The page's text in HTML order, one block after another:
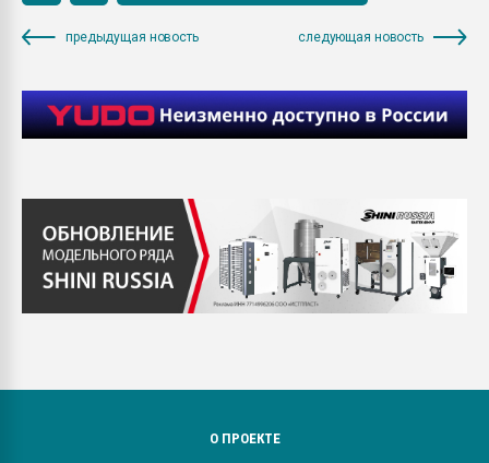
предыдущая новость следующая новость
О ПРОЕКТЕ